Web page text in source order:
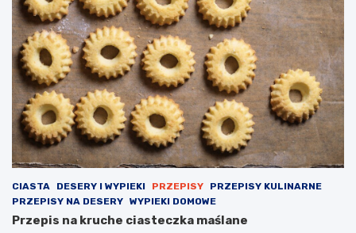
CIASTA DESERY I WYPIEKI PRZEPISY
PRZEPISY KULINARNE
PRZEPISY NA DESERY WYPIEKI DOMOWE
Przepis na kruche ciasteczka maślane